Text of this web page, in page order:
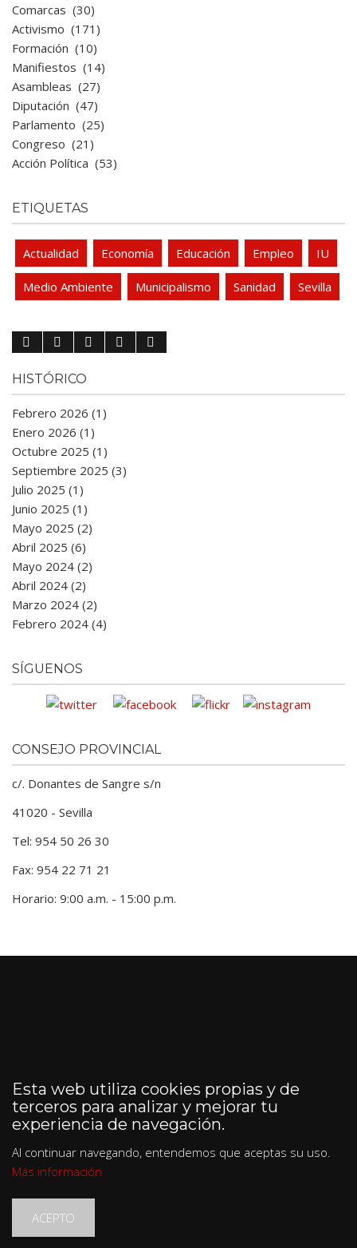
Comarcas (30)
Activismo (171)
Formación (10)
Manifiestos (14)
Asambleas (27)
Diputación (47)
Parlamento (25)
Congreso (21)
Acción Política (53)
ETIQUETAS
Actualidad Economía Educación Empleo IU
Medio Ambiente Municipalismo Sanidad Sevilla
HISTÓRICO
Febrero 2026 (1)
Enero 2026 (1)
Octubre 2025 (1)
Septiembre 2025 (3)
Julio 2025 (1)
Junio 2025 (1)
Mayo 2025 (2)
Abril 2025 (6)
Mayo 2024 (2)
Abril 2024 (2)
Marzo 2024 (2)
Febrero 2024 (4)
SÍGUENOS
CONSEJO PROVINCIAL
c/. Donantes de Sangre s/n
41020 - Sevilla
Tel: 954 50 26 30
Fax: 954 22 71 21
Horario: 9:00 a.m. - 15:00 p.m.
Esta web utiliza cookies propias y de
terceros para analizar y mejorar tu
experiencia de navegación.
Al continuar navegando, entendemos que aceptas su uso.
Más información
ACEPTO